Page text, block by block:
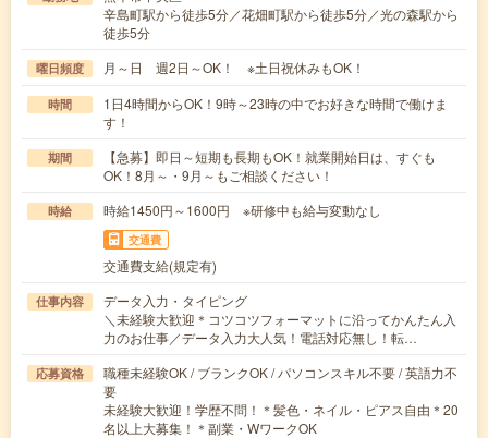
辛島町駅から徒歩5分／花畑町駅から徒歩5分／光の森駅から
徒歩5分
曜日頻度 月～日 週2日～OK！ ※土日祝休みもOK！
時間
1日4時間からOK！9時～23時の中でお好きな時間で働けま
す！
期間
【急募】即日～短期も長期もOK！就業開始日は、すぐも
OK！8月～・9月～もご相談ください！
時給 時給1450円～1600円 ※研修中も給与変動なし
交通費
交通費支給(規定有)
仕事内容
データ入力・タイピング
＼未経験大歓迎＊コツコツフォーマットに沿ってかんたん入
力のお仕事／データ入力大人気！電話対応無し！転…
応募資格
職種未経験OK / ブランクOK / パソコンスキル不要 / 英語力不
要
未経験大歓迎！学歴不問！＊髪色・ネイル・ピアス自由＊20
名以上大募集！＊副業・WワークOK